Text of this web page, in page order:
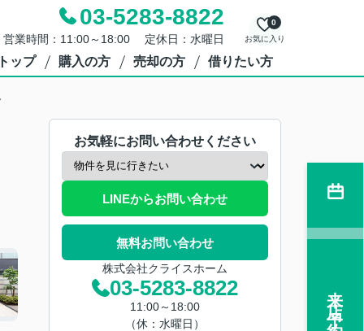
03-5283-8822
営業時間：11:00～18:00 定休日：水曜日 お気に入り
0
ップ 購入の方 売却の方 借りたい方
お気軽にお問い合わせください
LINEからお問い合わせ
無料お問い合わせ
株式会社クライスホーム
03-5283-8822
11:00～18:00
（休：水曜日）
来店予約